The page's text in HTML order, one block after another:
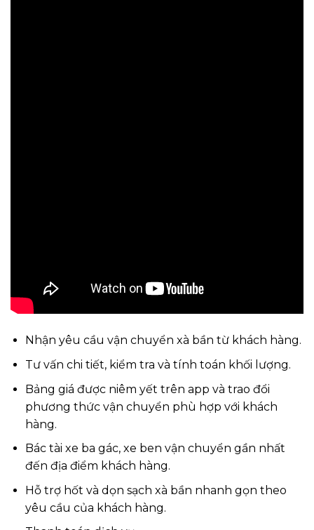
Nhận yêu cầu vận chuyển xà bần từ khách hàng.
Tư vấn chi tiết, kiểm tra và tính toán khối lượng.
Bảng giá được niêm yết trên app và trao đổi
phương thức vận chuyển phù hợp với khách
hàng.
Bác tài xe ba gác, xe ben vận chuyển gần nhất
đến địa điểm khách hàng.
Hỗ trợ hốt và dọn sạch xà bần nhanh gọn theo
yêu cầu của khách hàng.